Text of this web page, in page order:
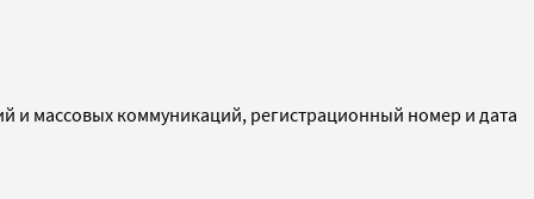
и массовых коммуникаций, регистрационный номер и дата